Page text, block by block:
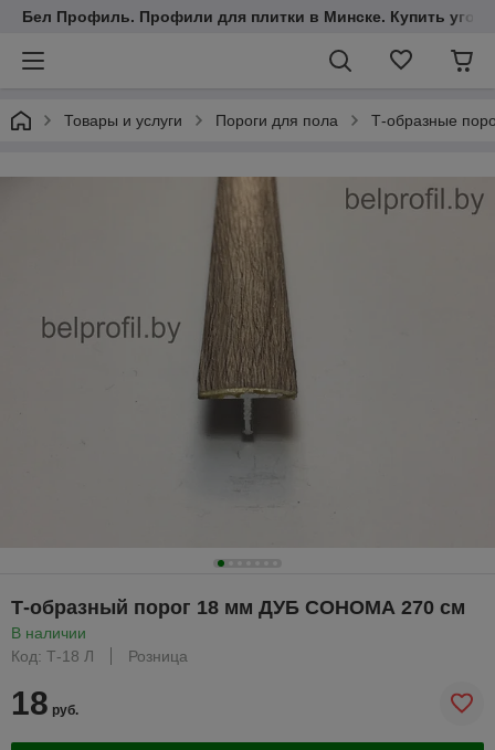
Бел Профиль. Профили для плитки в Минске. Купить
Товары и услуги Пороги для пола Т-образные
Т-образный порог 18 мм ДУБ СОНОМА 270 см
В наличии
Код: Т-18 Л
Розница
18 руб.